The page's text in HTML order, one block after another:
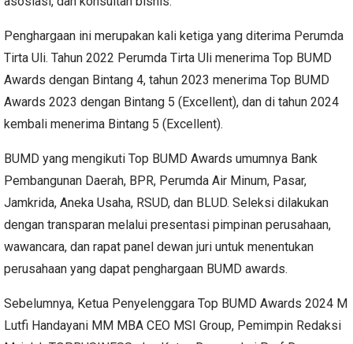
Penghargaan ini merupakan kali ketiga yang diterima Perumda
Tirta Uli. Tahun 2022 Perumda Tirta Uli menerima Top BUMD
Awards dengan Bintang 4, tahun 2023 menerima Top BUMD
Awards 2023 dengan Bintang 5 (Excellent), dan di tahun 2024
kembali menerima Bintang 5 (Excellent).
BUMD yang mengikuti Top BUMD Awards umumnya Bank
Pembangunan Daerah, BPR, Perumda Air Minum, Pasar,
Jamkrida, Aneka Usaha, RSUD, dan BLUD. Seleksi dilakukan
dengan transparan melalui presentasi pimpinan perusahaan,
wawancara, dan rapat panel dewan juri untuk menentukan
perusahaan yang dapat penghargaan BUMD awards.
Sebelumnya, Ketua Penyelenggara Top BUMD Awards 2024 M
Lutfi Handayani MM MBA CEO MSI Group, Pemimpin Redaksi